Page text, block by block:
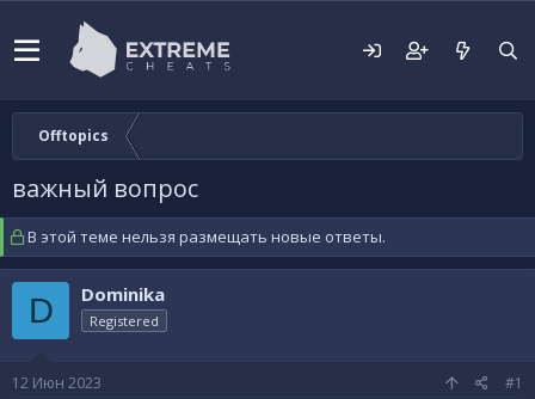
Offtopics
важный вопрос
В этой теме нельзя размещать новые ответы.
D Dominika
Registered
12 Июн 2023 #1